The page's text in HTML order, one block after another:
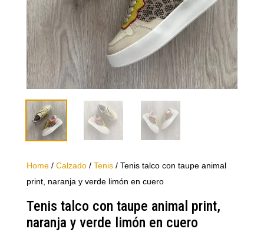
Home/ Calzado/ Tenis/ Tenis talco con taupe animal
print, naranja y verde limón en cuero
Tenis talco con taupe animal print,
naranja y verde limón en cuero